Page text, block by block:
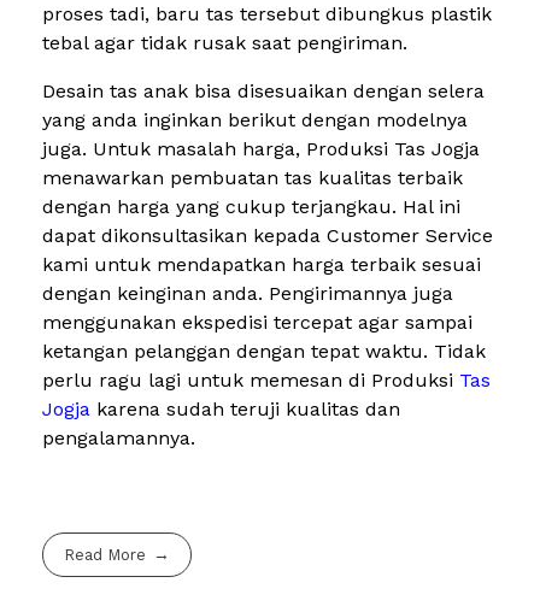
proses tadi, baru tas tersebut dibungkus plastik
tebal agar tidak rusak saat pengiriman.
Desain tas anak bisa disesuaikan dengan selera
yang anda inginkan berikut dengan modelnya
juga. Untuk masalah harga, Produksi Tas Jogja
menawarkan pembuatan tas kualitas terbaik
dengan harga yang cukup terjangkau. Hal ini
dapat dikonsultasikan kepada Customer Service
kami untuk mendapatkan harga terbaik sesuai
dengan keinginan anda. Pengirimannya juga
menggunakan ekspedisi tercepat agar sampai
ketangan pelanggan dengan tepat waktu. Tidak
perlu ragu lagi untuk memesan di Produksi Tas
Jogja karena sudah teruji kualitas dan
pengalamannya.
Read More